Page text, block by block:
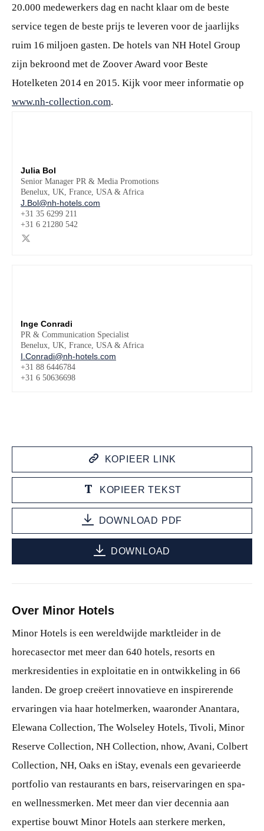
20.000 medewerkers dag en nacht klaar om de beste
service tegen de beste prijs te leveren voor de jaarlijks
ruim 16 miljoen gasten. De hotels van NH Hotel Group
zijn bekroond met de Zoover Award voor Beste
Hotelketen 2014 en 2015. Kijk voor meer informatie op
www.nh-collection.com.
Julia Bol
Senior Manager PR & Media Promotions
Benelux, UK, France, USA & Africa
J.Bol@nh-hotels.com
+31 35 6299 211
+31 6 21280 542
Inge Conradi
PR & Communication Specialist
Benelux, UK, France, USA & Africa
I.Conradi@nh-hotels.com
+31 88 6446784
+31 6 50636698
KOPIEER LINK
KOPIEER TEKST
DOWNLOAD PDF
DOWNLOAD
Over Minor Hotels
Minor Hotels is een wereldwijde marktleider in de
horecasector met meer dan 640 hotels, resorts en
merkresidenties in exploitatie en in ontwikkeling in 66
landen. De groep creëert innovatieve en inspirerende
ervaringen via haar hotelmerken, waaronder Anantara,
Elewana Collection, The Wolseley Hotels, Tivoli, Minor
Reserve Collection, NH Collection, nhow, Avani, Colbert
Collection, NH, Oaks en iStay, evenals een gevarieerde
portfolio van restaurants en bars, reiservaringen en spa-
en wellnessmerken. Met meer dan vier decennia aan
expertise bouwt Minor Hotels aan sterkere merken,